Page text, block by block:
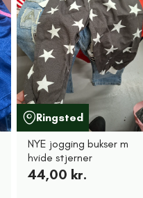
Ringsted
NYE jogging bukser m
hvide stjerner
44,00 kr.